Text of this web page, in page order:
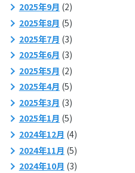
2025年9月 (2)
2025年8月 (5)
2025年7月 (3)
2025年6月 (3)
2025年5月 (2)
2025年4月 (5)
2025年3月 (3)
2025年1月 (5)
2024年12月 (4)
2024年11月 (5)
2024年10月 (3)